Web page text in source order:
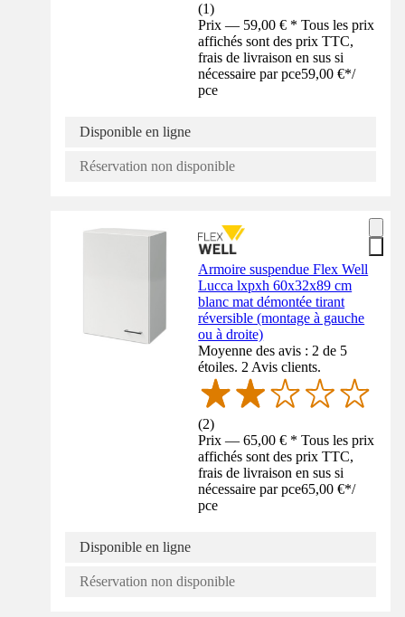
(1)
Prix — 59,00 € * Tous les prix
affichés sont des prix TTC,
frais de livraison en sus si
nécessaire par pce59,00 €*/
pce
Disponible en ligne
Réservation non disponible
Armoire suspendue Flex Well
Lucca lxpxh 60x32x89 cm
blanc mat démontée tirant
réversible (montage à gauche
ou à droite)
Moyenne des avis : 2 de 5
étoiles. 2 Avis clients.
(2)
Prix — 65,00 € * Tous les prix
affichés sont des prix TTC,
frais de livraison en sus si
nécessaire par pce65,00 €*/
pce
Disponible en ligne
Réservation non disponible